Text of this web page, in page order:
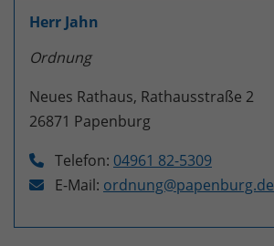
Herr Jahn
Ordnung
Neues Rathaus, Rathausstraße 2
26871 Papenburg
Telefon: 04961 82-5309
E-Mail: ordnung@papenburg.de